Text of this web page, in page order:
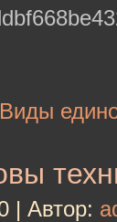
Виды
| Автор: